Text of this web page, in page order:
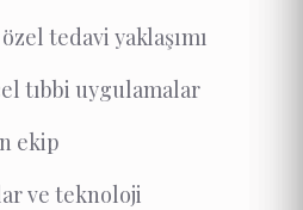
tedavi yaklaşımı
tıbbi uygulamalar
ekip
ve teknoloji